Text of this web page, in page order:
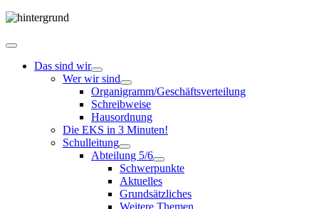
Das sind wir
Wer wir sind
Organigramm/Geschäftsverteilung
Schreibweise
Hausordnung
Die EKS in 3 Minuten!
Schulleitung
Abteilung 5/6
Schwerpunkte
Aktuelles
Grundsätzliches
Weitere Themen